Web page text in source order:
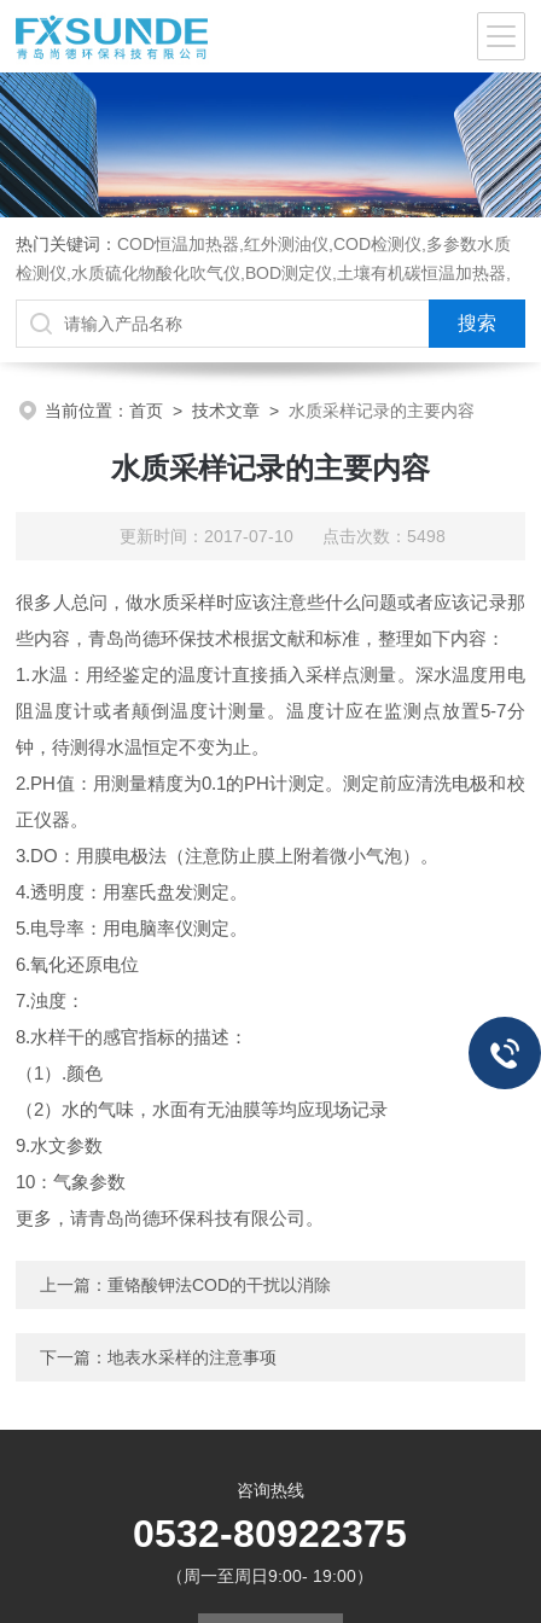
热门关键词：COD恒温加热器,红外测油仪,COD检测仪,多参数水质
检测仪,水质硫化物酸化吹气仪,BOD测定仪,土壤有机碳恒温加热器,
液液萃取器,COD消解回流仪,水质采样器
当前位置：首页 >技术文章 > 水质采样记录的主要内容
水质采样记录的主要内容
更新时间：2017-07-10 点击次数：5498
很多人总问，做水质采样时应该注意些什么问题或者应该记录那
些内容，青岛尚德环保技术根据文献和标准，整理如下内容：
1.水温：用经鉴定的温度计直接插入采样点测量。深水温度用电
阻温度计或者颠倒温度计测量。温度计应在监测点放置5-7分
钟，待测得水温恒定不变为止。
2.PH值：用测量精度为0.1的PH计测定。测定前应清洗电极和校
正仪器。
3.DO：用膜电极法（注意防止膜上附着微小气泡）。
4.透明度：用塞氏盘发测定。
5.电导率：用电脑率仪测定。
6.氧化还原电位
7.浊度：
8.水样干的感官指标的描述：
（1）.颜色
（2）水的气味，水面有无油膜等均应现场记录
9.水文参数
10：气象参数
更多，请青岛尚德环保科技有限公司。
上一篇：重铬酸钾法COD的干扰以消除
下一篇：地表水采样的注意事项
咨询热线
0532-80922375
（周一至周日9:00- 19:00）